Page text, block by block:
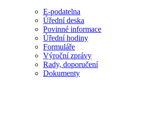
E-podatelna
Úřední deska
Povinné informace
Úřední hodiny
Formuláře
Výroční zprávy
Rady, doporučení
Dokumenty